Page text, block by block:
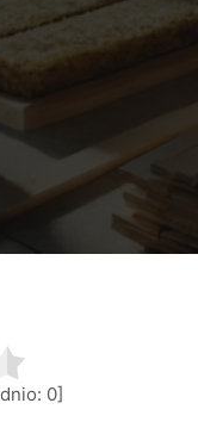
0]